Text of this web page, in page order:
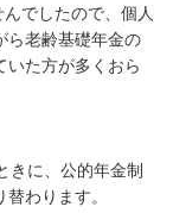
でしたので、個人
ら老齢基礎年金の
いた方が多くおら
きに、公的年金制
わります。